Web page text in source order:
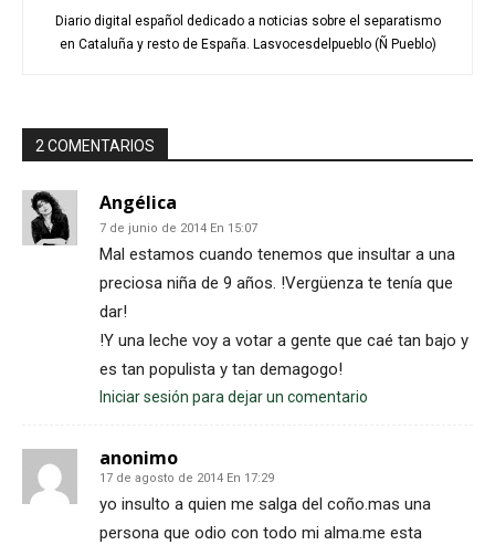
Diario digital español dedicado a noticias sobre el separatismo
en Cataluña y resto de España. Lasvocesdelpueblo (Ñ Pueblo)
2 COMENTARIOS
Angélica
7 de junio de 2014 En 15:07
Mal estamos cuando tenemos que insultar a una
preciosa niña de 9 años. !Vergüenza te tenía que
dar!
!Y una leche voy a votar a gente que caé tan bajo y
es tan populista y tan demagogo!
Iniciar sesión para dejar un comentario
anonimo
17 de agosto de 2014 En 17:29
yo insulto a quien me salga del coño.mas una
persona que odio con todo mi alma.me esta